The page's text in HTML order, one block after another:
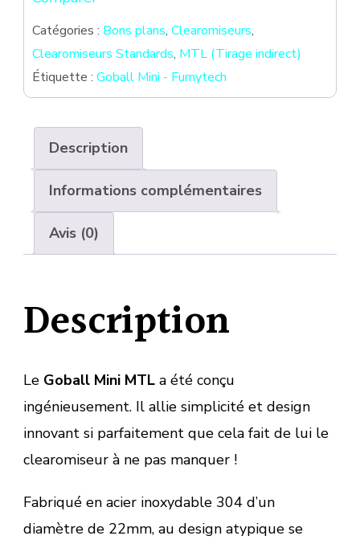
Catégories : Bons plans, Clearomiseurs,
Clearomiseurs Standards, MTL (Tirage indirect)
Étiquette : Goball Mini - Fumytech
Description
Informations complémentaires
Avis (0)
Description
Le Goball Mini MTL a été conçu
ingénieusement. Il allie simplicité et design
innovant si parfaitement que cela fait de lui le
clearomiseur à ne pas manquer !
Fabriqué en acier inoxydable 304 d’un
diamètre de 22mm, au design atypique se